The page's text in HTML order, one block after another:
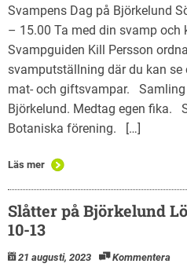
Svampens Dag på Björkelund
– 15.00 Ta med din svamp och
Svampguiden Kill Persson
svamputställning där du kan
mat- och giftsvampar. Samling
Björkelund. Medtag egen fika.
Botaniska förening. […]
Läs mer
Slåtter på Björkelund
10-13
21 augusti, 2023 Kommentera